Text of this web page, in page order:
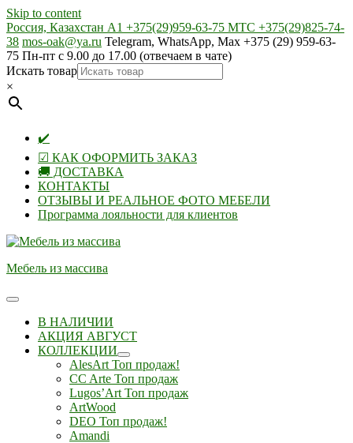
Skip to content
Россия, Казахстан А1 +375(29)959-63-75 МТС +375(29)825-74-
38 mos-oak@ya.ru Telegram, WhatsApp, Max +375 (29) 959-63-
75 Пн-пт с 9.00 до 17.00 (отвечаем в чате)
Искать товар
×
✔️
☑ КАК ОФОРМИТЬ ЗАКАЗ
🚚 ДОСТАВКА
КОНТАКТЫ
ОТЗЫВЫ И РЕАЛЬНОЕ ФОТО МЕБЕЛИ
Программа лояльности для клиентов
Мебель из массива
В НАЛИЧИИ
АКЦИЯ АВГУСТ
КОЛЛЕКЦИИ
AlesArt Топ продаж!
CC Arte Топ продаж
Lugos’Art Топ продаж
ArtWood
DEO Топ продаж!
Amandi